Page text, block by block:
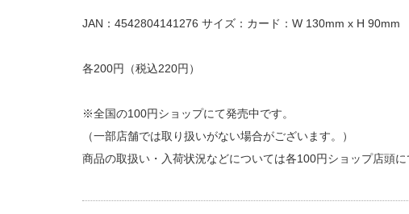
JAN：4542804141276 サイズ：カード：W 130mm x H
各200円（税込220円）
※全国の100円ショップにて発売中です。
（一部店舗では取り扱いがない場合がございます。）
商品の取扱い・入荷状況などについては各100円ショップ店頭に